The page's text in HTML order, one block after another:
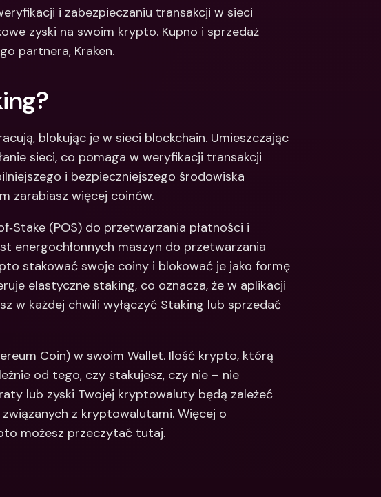
Międzynarodowe konta
bankowe & Zagraniczne
waluty
Integrations
Międzynarodowe konta
bankowe & Zagraniczne
i zabezpieczaniu transakcji w sieci
zyski na swoim krypto. Kupno i sprzedaż
partnera, Kraken.
blokując je w sieci blockchain. Umieszczając
sieci, co pomaga w weryfikacji transakcji
i bezpieczniejszego środowiska
zarabiasz więcej coinów.
(POS) do przetwarzania płatności i
energochłonnych maszyn do przetwarzania
stakować swoje coiny i blokować je jako formę
elastyczne staking, co oznacza, że w aplikacji
w każdej chwili wyłączyć Staking lub sprzedać
Coin) w swoim Wallet. Ilość krypto, którą
od tego, czy stakujesz, czy nie – nie
lub zyski Twojej kryptowaluty będą zależeć
z kryptowalutami. Więcej o
możesz przeczytać tutaj.